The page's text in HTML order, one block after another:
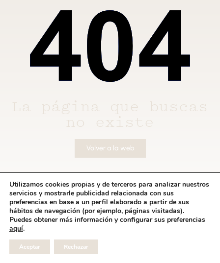
La página que buscas
no existe
Volver a la web
Utilizamos cookies propias y de terceros para analizar nuestros
servicios y mostrarle publicidad relacionada con sus
preferencias en base a un perfil elaborado a partir de sus
hábitos de navegación (por ejemplo, páginas visitadas).
Puedes obtener más información y configurar sus preferencias
aquí.
Aceptar Rechazar